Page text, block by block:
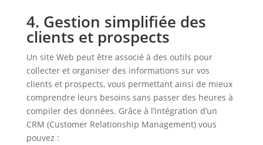
4. Gestion simplifiée des
clients et prospects
Un site Web peut être associé à des outils pour
collecter et organiser des informations sur vos
clients et prospects, vous permettant ainsi de mieux
comprendre leurs besoins sans passer des heures à
compiler des données. Grâce à l’intégration d’un
CRM (Customer Relationship Management) vous
pouvez :